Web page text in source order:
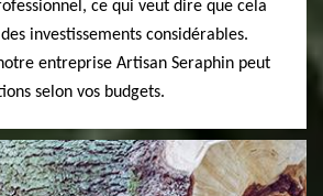
ce qui veut dire que cela
investissements considérables.
entreprise Artisan Seraphin peut
selon vos budgets.